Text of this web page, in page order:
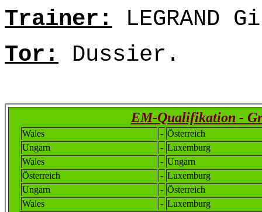
Trainer: LEGRAND
Tor: Dussier.
EM-Qualifikation -
Wales - Österreich
Ungarn
- Luxemburg
Wales
- Ungarn
Österreich
- Luxemburg
Ungarn
- Österreich
Wales
- Luxemburg